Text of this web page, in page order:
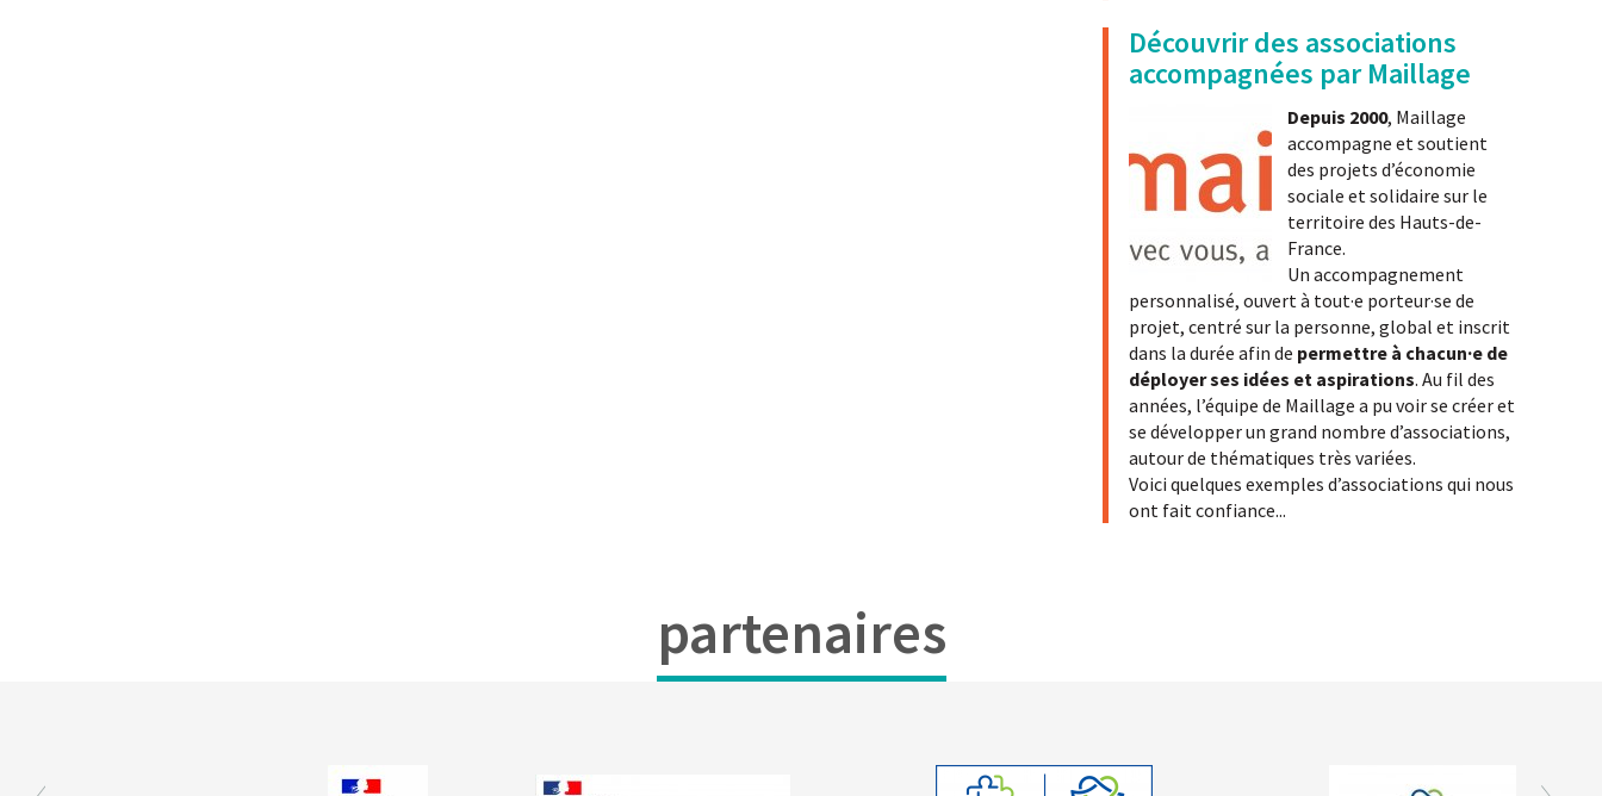
Découvrir des associations
accompagnées par Maillage
Depuis 2000, Maillage
accompagne et soutient
des projets d’économie
sociale et solidaire sur le
territoire des Hauts-de-
France.
Un accompagnement
personnalisé, ouvert à tout·e porteur·se de
projet, centré sur la personne, global et inscrit
dans la durée afin de permettre à chacun·e de
déployer ses idées et aspirations. Au fil des
années, l’équipe de Maillage a pu voir se créer et
se développer un grand nombre d’associations,
autour de thématiques très variées.
Voici quelques exemples d’associations qui nous
ont fait confiance...
partenaires